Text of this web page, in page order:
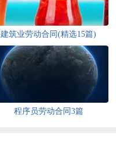
建筑业劳动合同(精选15篇)
程序员劳动合同3篇